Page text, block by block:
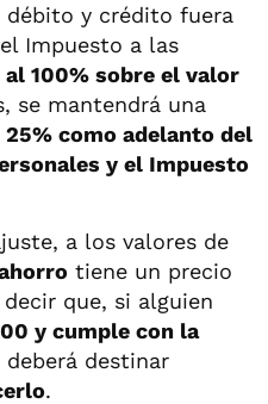
débito y crédito fuera
Impuesto a las
al 100% sobre el valor
se mantendrá una
25% como adelanto del
y el Impuesto
a los valores de
tiene un precio
que, si alguien
y cumple con la
deberá destinar
.